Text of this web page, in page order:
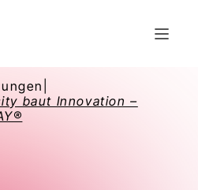
baut Innovation –